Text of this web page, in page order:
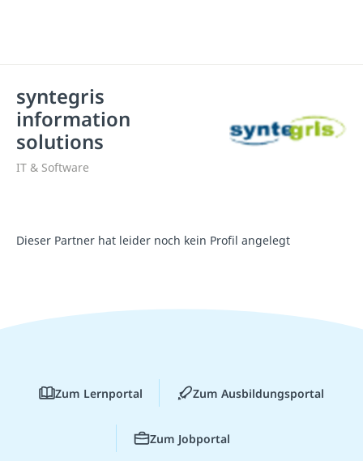
syntegris
information
solutions
IT & Software
Dieser Partner hat leider noch kein Profil angelegt
Zum Lernportal Zum Ausbildungsportal
Zum Jobportal